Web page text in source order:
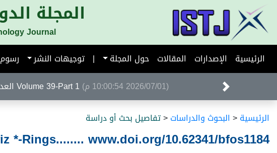
المجلة
Journal
الرئيسية
الإصدارات المقالات حول المجلة | توجيهات النشر
(2026/07/01 10:00:54 م)
Volume 39-Part 1 العدد 39 - الجزء الأول
الرئيسية< البحوث والدراسات<تفاصيل بحث أو دراسة
*-Rings........ www.doi.org/10.62341/bfos1184